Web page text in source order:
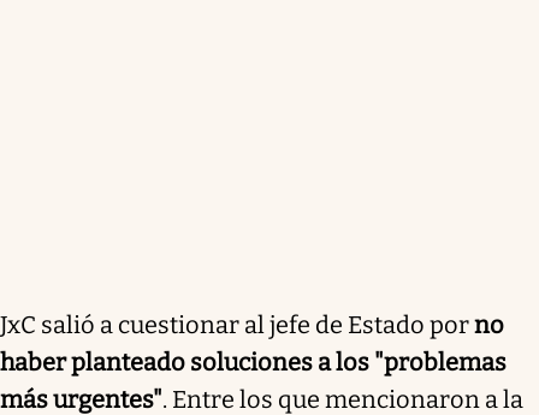
JxC salió a cuestionar al jefe de Estado porno
haber planteado soluciones a los "problemas
más urgentes". Entre los que mencionaron a la